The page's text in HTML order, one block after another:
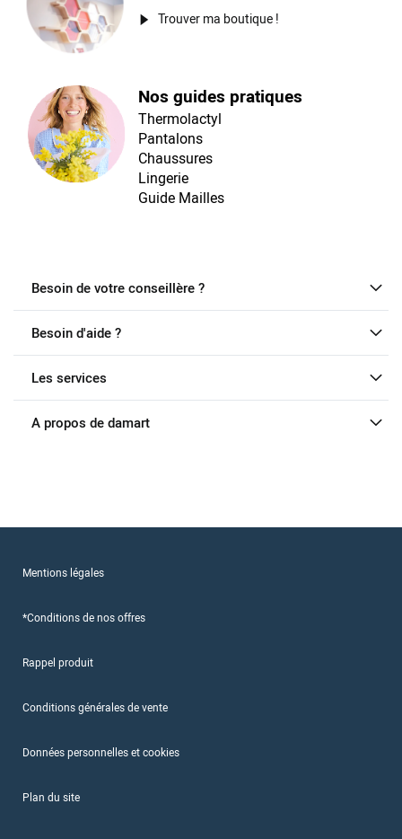
Trouver ma boutique !
Nos guides pratiques
Thermolactyl
Pantalons
Chaussures
Lingerie
Guide Mailles
Besoin de votre conseillère ?
Besoin d'aide ?
Les services
A propos de damart
Mentions légales
*Conditions de nos offres
Rappel produit
Conditions générales de vente
Données personnelles et cookies
Plan du site